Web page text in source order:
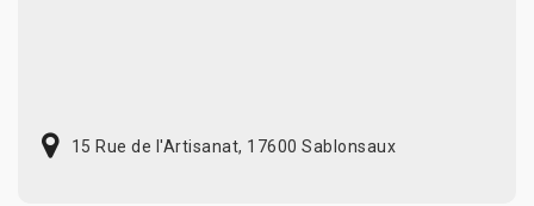
15 Rue de l'Artisanat, 17600 Sablonsaux